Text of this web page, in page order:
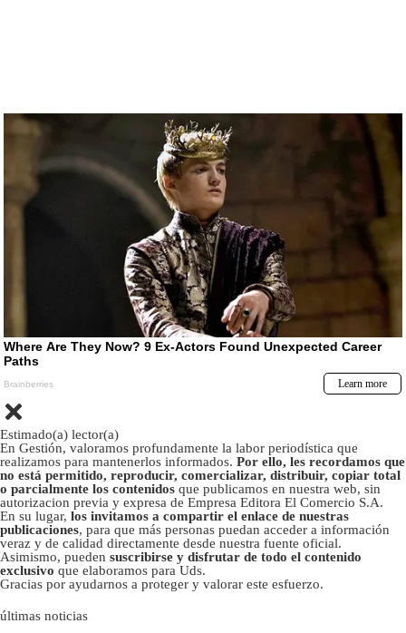
Estimado(a) lector(a)
En Gestión, valoramos profundamente la labor periodística que
realizamos para mantenerlos informados. Por ello, les recordamos que
no está permitido, reproducir, comercializar, distribuir, copiar total
o parcialmente los contenidos que publicamos en nuestra web, sin
autorizacion previa y expresa de Empresa Editora El Comercio S.A.
En su lugar, los invitamos a compartir el enlace de nuestras
publicaciones, para que más personas puedan acceder a información
veraz y de calidad directamente desde nuestra fuente oficial.
Asimismo, pueden suscribirse y disfrutar de todo el contenido
exclusivo que elaboramos para Uds.
Gracias por ayudarnos a proteger y valorar este esfuerzo.
últimas noticias